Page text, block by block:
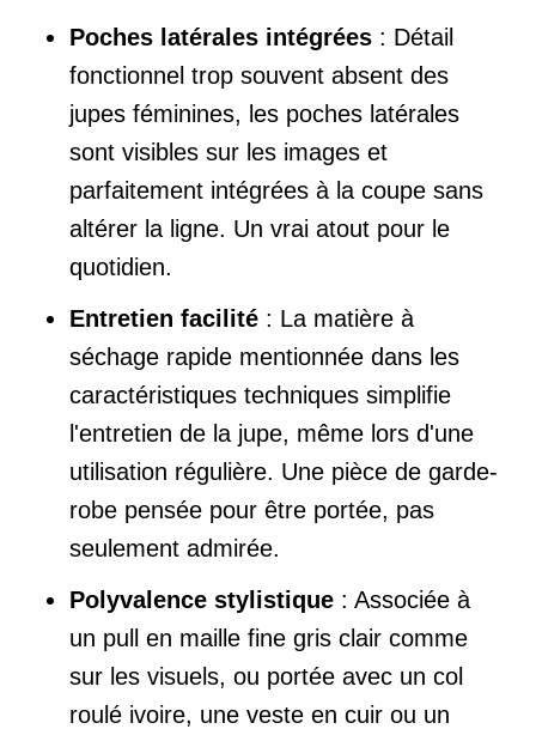
Poches latérales intégrées : Détail
fonctionnel trop souvent absent des
jupes féminines, les poches latérales
sont visibles sur les images et
parfaitement intégrées à la coupe sans
altérer la ligne. Un vrai atout pour le
quotidien.
Entretien facilité : La matière à
séchage rapide mentionnée dans les
caractéristiques techniques simplifie
l'entretien de la jupe, même lors d'une
utilisation régulière. Une pièce de garde-
robe pensée pour être portée, pas
seulement admirée.
Polyvalence stylistique : Associée à
un pull en maille fine gris clair comme
sur les visuels, ou portée avec un col
roulé ivoire, une veste en cuir ou un